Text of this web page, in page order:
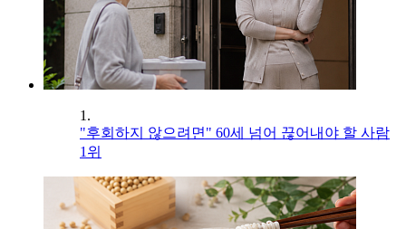
1.
"후회하지 않으려면" 60세 넘어 끊어내야 할 사람
1위